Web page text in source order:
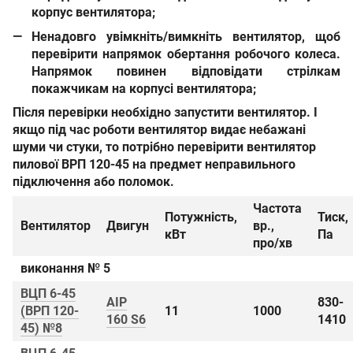
корпус вентилятора;
Ненадовго увімкніть/вимкніть вентилятор, щоб
перевірити напрямок обертання робочого колеса.
Напрямок повинен відповідати стрілкам
покажчикам на корпусі вентилятора;
Після перевірки необхідно запустити вентилятор. І
якщо під час роботи вентилятор видає небажані
шуми чи стуки, то потрібно перевірити вентилятор
пилової ВРП 120-45 на предмет неправильного
підключення або поломок.
Вентилятор Двигун
Потужність,
кВт
Частота
вр.,
про/хв
Тиск,
Па
виконання № 5
ВЦП 6-45
(ВРП 120-
45) №8
АІР
160 S6
11 1000
830-
1410